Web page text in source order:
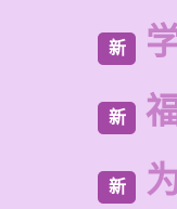
新
新
新